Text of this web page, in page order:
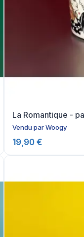
La Romantique -
Vendu parWoogy
19,90 €